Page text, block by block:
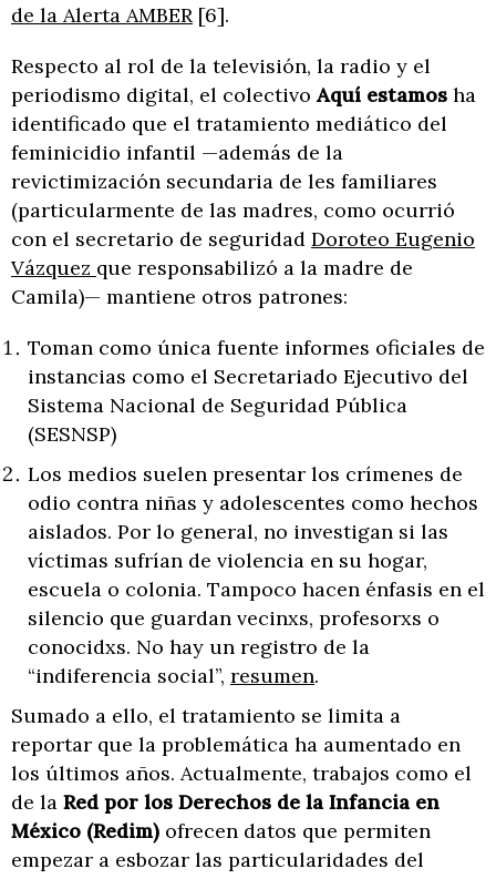
de la Alerta AMBER [6].
Respecto al rol de la televisión, la radio y el
periodismo digital, el colectivo Aquí estamos ha
identificado que el tratamiento mediático del
feminicidio infantil —además de la
revictimización secundaria de les familiares
(particularmente de las madres, como ocurrió
con el secretario de seguridad Doroteo Eugenio
Vázquez que responsabilizó a la madre de
Camila)— mantiene otros patrones:
Toman como única fuente informes oficiales de
instancias como el Secretariado Ejecutivo del
Sistema Nacional de Seguridad Pública
(SESNSP)
Los medios suelen presentar los crímenes de
odio contra niñas y adolescentes como hechos
aislados. Por lo general, no investigan si las
víctimas sufrían de violencia en su hogar,
escuela o colonia. Tampoco hacen énfasis en el
silencio que guardan vecinxs, profesorxs o
conocidxs. No hay un registro de la
“indiferencia social”, resumen.
Sumado a ello, el tratamiento se limita a
reportar que la problemática ha aumentado en
los últimos años. Actualmente, trabajos como el
de la Red por los Derechos de la Infancia en
México (Redim) ofrecen datos que permiten
empezar a esbozar las particularidades del